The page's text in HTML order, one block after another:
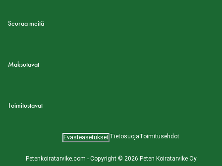
Seuraa meitä
Maksutavat
Toimitustavat
Petenkoiratarvike.com - Copyright © 2026 Peten Koiratarvike Oy
Evästeasetukset TietosuojaToimitusehdot